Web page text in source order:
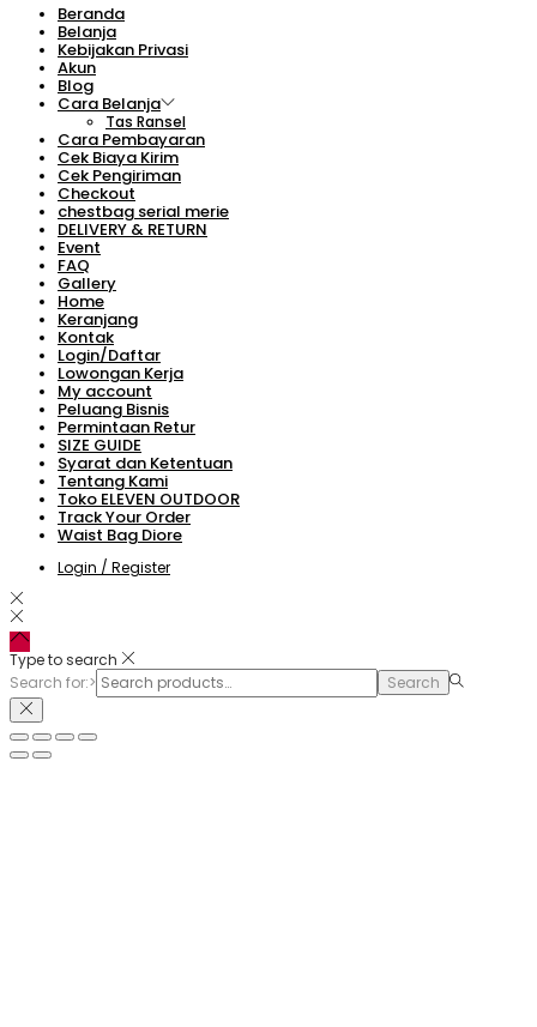
Beranda
Belanja
Kebijakan Privasi
Akun
Blog
Cara Belanja
Tas Ransel
Cara Pembayaran
Cek Biaya Kirim
Cek Pengiriman
Checkout
chestbag serial merie
DELIVERY & RETURN
Event
FAQ
Gallery
Home
Keranjang
Kontak
Login/Daftar
Lowongan Kerja
My account
Peluang Bisnis
Permintaan Retur
SIZE GUIDE
Syarat dan Ketentuan
Tentang Kami
Toko ELEVEN OUTDOOR
Track Your Order
Waist Bag Diore
Login / Register
Type to search
Search for:>
Search